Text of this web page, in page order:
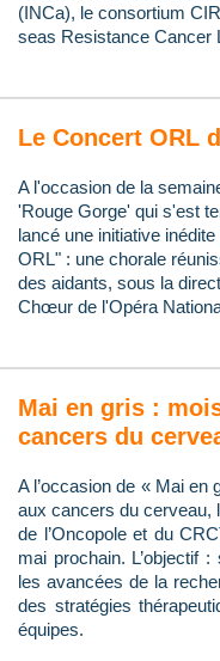
(INCa), le consortium
seas Resistance Cancer
Le Concert ORL
A l'occasion de la
'Rouge Gorge' qui s'est
lancé une initiative
ORL" : une chorale
des aidants, sous la
Chœur de l'Opéra
Mai en gris :
cancers du
A l’occasion de « Mai en
aux cancers du cerveau,
de l’Oncopole et du
mai prochain. L’objectif
les avancées de la
des stratégies
équipes.